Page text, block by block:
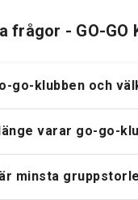
frågor - GO-GO
go-klubben och
varar go-go-
minsta